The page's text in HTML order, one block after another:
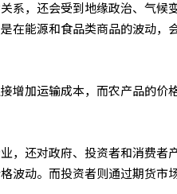
系，还会受到地缘政治、气候
在能源和食品类商品的波动，
增加运输成本，而农产品的价
，还对政府、投资者和消费者
波动。而投资者则通过期货市场